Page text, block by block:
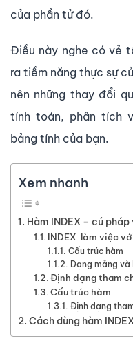
của phần tử đó.
Điều này nghe có vẻ
ra tiềm năng thực sự
nên những thay đổi
tính toán, phân tích
bảng tính của bạn.
Xem nhanh
Hàm INDEX – cú
INDEX làm việc
Cấu trúc hàm
Dạng mảng và
Định dạng tham
Cấu trúc hàm
Định dạng
Cách dùng hàm